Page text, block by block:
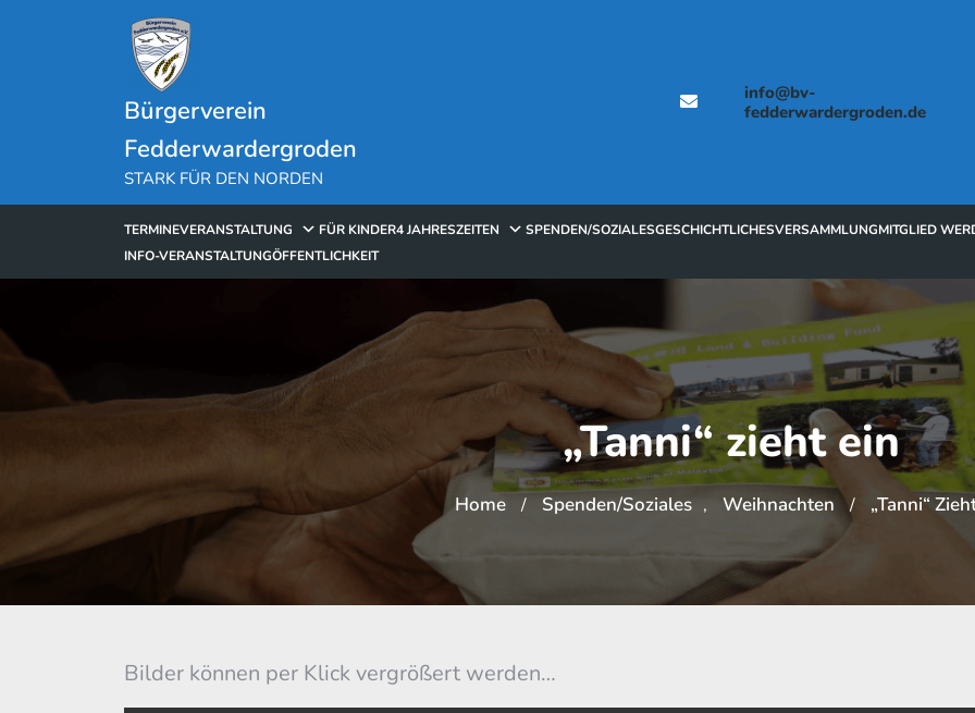
Bürgerverein
Fedderwardergroden
STARK FÜR DEN NORDEN
info@bv-
fedderwardergroden.de
TERMINEVERANSTALTUNG FÜR KINDER4 JAHRESZEITEN SPENDEN/SOZIALESGESCHICHTLICHESVERSAMMLUNGMITGLIED
INFO-VERANSTALTUNGÖFFENTLICHKEIT
„Tanni“ zieht ein
Home / Spenden/Soziales , Weihnachten / „Tanni“
Bilder können per Klick vergrößert werden…